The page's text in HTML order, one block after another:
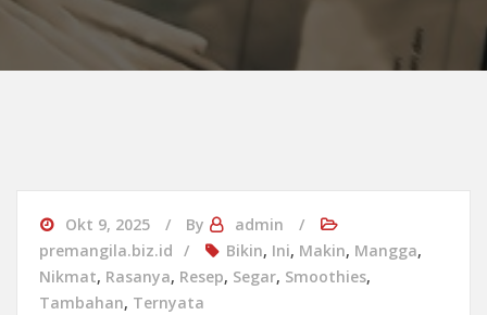
Okt 9, 2025 By
admin
premangila.biz.id
Bikin, Ini, Makin, Mangga,
Nikmat, Rasanya, Resep, Segar, Smoothies,
Tambahan, Ternyata